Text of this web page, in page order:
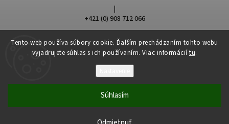
Tento web používa súbory cookie. Ďalším prechádzaním tohto webu
vyjadrujete súhlas s ich používaním. Viac informácií tu.
Súhlasím
|
+421 (0) 908 712 066
hiwangroup@hiwangroup.com
Copyright 2026Hiwan Group. Všetky práva vyhradené.